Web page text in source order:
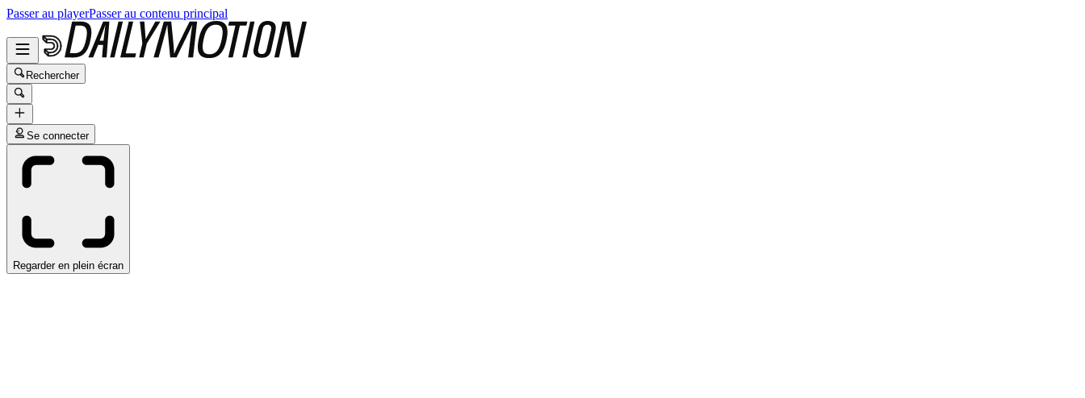
Passer au playerPasser au contenu principal
Rechercher
Se connecter
Regarder en plein écran